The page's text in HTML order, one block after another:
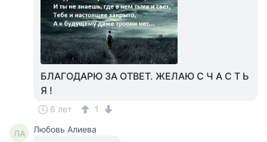
БЛАГОДАРЮ ЗА ОТВЕТ. ЖЕЛАЮ С Ч А С Т Ь
Я !
6 лет 1
ЛА Любовь Алиева